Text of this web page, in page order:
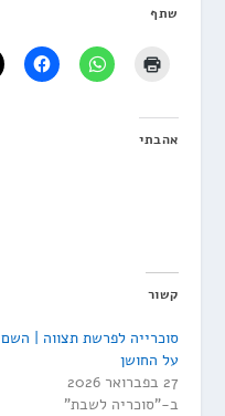
שתף
אהבתי
קשור
סוכרייה לפרשת תצווה | השם
על החושן
27 בפברואר 2026
ב-"סוכריה לשבת"